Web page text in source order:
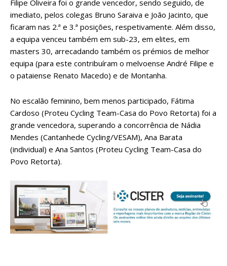
Filipe Oliveira foi o grande vencedor, sendo seguido, de
imediato, pelos colegas Bruno Saraiva e João Jacinto, que
ficaram nas 2.ª e 3.ª posições, respetivamente. Além disso,
a equipa venceu também em sub-23, em elites, em
masters 30, arrecadando também os prémios de melhor
equipa (para este contribuíram o melvoense André Filipe e
o pataiense Renato Macedo) e de Montanha.
No escalão feminino, bem menos participado, Fátima
Cardoso (Proteu Cycling Team-Casa do Povo Retorta) foi a
grande vencedora, superando a concorrência de Nádia
Mendes (Cantanhede Cycling/VESAM), Ana Barata
(individual) e Ana Santos (Proteu Cycling Team-Casa do
Povo Retorta).